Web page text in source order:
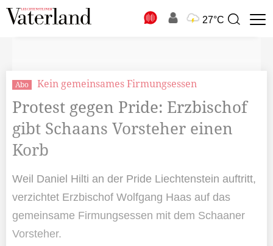
27°C
Suchbegriff
Abo Kein gemeinsames Firmungsessen
Protest gegen Pride: Erzbischof
gibt Schaans Vorsteher einen
Korb
Weil Daniel Hilti an der Pride Liechtenstein auftritt,
verzichtet Erzbischof Wolfgang Haas auf das
gemeinsame Firmungsessen mit dem Schaaner
Vorsteher.